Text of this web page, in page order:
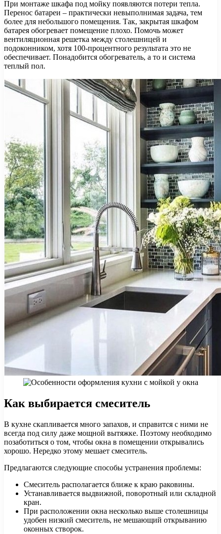
При монтаже шкафа под мойку появляются потери тепла.
Перенос батареи – практически невыполнимая задача, тем
более для небольшого помещения. Так, закрытая шкафом
батарея обогревает помещение плохо. Помочь может
вентиляционная решетка между столешницей и
подоконником, хотя 100-процентного результата это не
обеспечивает. Понадобится обогреватель, а то и система
теплый пол.
Как выбирается смеситель
В кухне скапливается много запахов, и справится с ними не
всегда под силу даже мощной вытяжке. Поэтому необходимо
позаботиться о том, чтобы окна в помещении открывались
хорошо. Нередко этому мешает смеситель.
Предлагаются следующие способы устранения проблемы:
Смеситель располагается ближе к краю раковины.
Устанавливается выдвижной, поворотный или складной
кран.
При расположении окна несколько выше столешницы
удобен низкий смеситель, не мешающий открыванию
оконных створок.